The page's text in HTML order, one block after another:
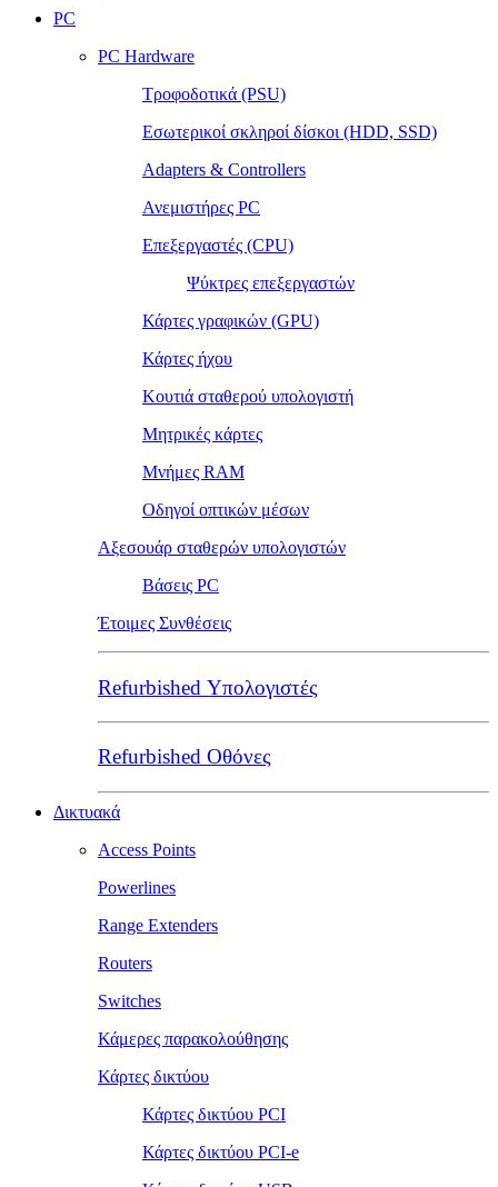
PC
PC Hardware
Τροφοδοτικά (PSU)
Εσωτερικοί σκληροί δίσκοι (HDD, SSD)
Adapters & Controllers
Ανεμιστήρες PC
Επεξεργαστές (CPU)
Ψύκτρες επεξεργαστών
Κάρτες γραφικών (GPU)
Κάρτες ήχου
Κουτιά σταθερού υπολογιστή
Μητρικές κάρτες
Μνήμες RAM
Οδηγοί οπτικών μέσων
Αξεσουάρ σταθερών υπολογιστών
Βάσεις PC
Έτοιμες Συνθέσεις
Refurbished Υπολογιστές
Refurbished Οθόνες
Δικτυακά
Access Points
Powerlines
Range Extenders
Routers
Switches
Κάμερες παρακολούθησης
Κάρτες δικτύου
Κάρτες δικτύου PCI
Κάρτες δικτύου PCI-e